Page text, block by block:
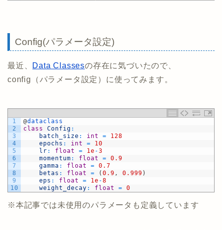
Config(パラメータ設定)
最近、 Data Classesの存在に気づいたので、
config（パラメータ設定）に使ってみます。
1
2
3
4
5
6
7
8
9
10
@dataclass
class
Config :
batch_size : int =
128
epochs : int =
10
lr : float = 1e -3
momentum : float =
0.9
gamma : float =
0.7
betas : float = ( 0.9 , 0.999 )
eps : float = 1e -8
weight_decay : float = 0
※本記事では未使用のパラメータも定義しています